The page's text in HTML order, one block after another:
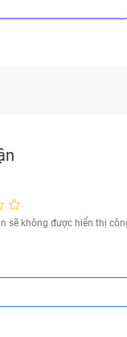
sẽ không được hiển thị